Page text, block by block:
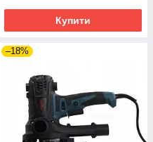
Купити
–18%